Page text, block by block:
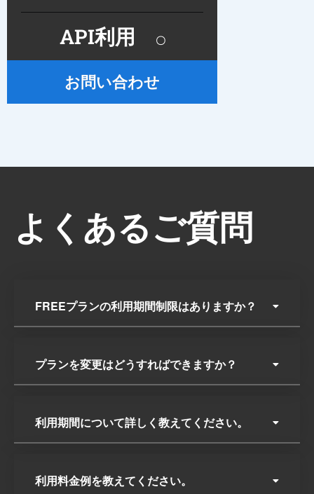
API利用 〇
お問い合わせ
よくあるご質問
FREEプランの利用期間制限はありますか？
プランを変更はどうすればできますか？
利用期間について詳しく教えてください。
利用料金例を教えてください。